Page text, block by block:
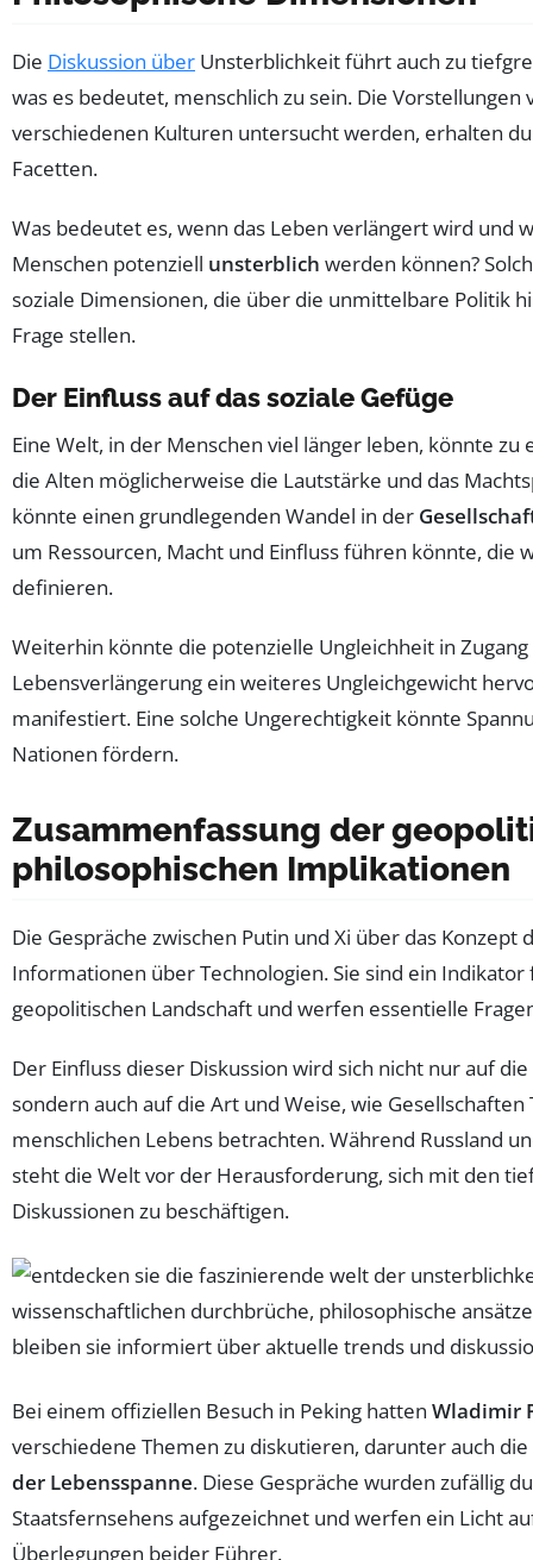
Die Diskussion über Unsterblichkeit führt auch zu
was es bedeutet, menschlich zu sein. Die
verschiedenen Kulturen untersucht werden, erhalten
Facetten.
Was bedeutet es, wenn das Leben verlängert wird und
Menschen potenziell unsterblich werden können?
soziale Dimensionen, die über die unmittelbare Politik
Frage stellen.
Der Einfluss auf das soziale Gefüge
Eine Welt, in der Menschen viel länger leben, könnte
die Alten möglicherweise die Lautstärke und das
könnte einen grundlegenden Wandel in der
um Ressourcen, Macht und Einfluss führen könnte, die
definieren.
Weiterhin könnte die potenzielle Ungleichheit in
Lebensverlängerung ein weiteres Ungleichgewicht
manifestiert. Eine solche Ungerechtigkeit könnte
Nationen fördern.
Zusammenfassung der
philosophischen Implikationen
Die Gespräche zwischen Putin und Xi über das
Informationen über Technologien. Sie sind ein
geopolitischen Landschaft und werfen essentielle
Der Einfluss dieser Diskussion wird sich nicht nur auf
sondern auch auf die Art und Weise, wie
menschlichen Lebens betrachten. Während Russland
steht die Welt vor der Herausforderung, sich mit den
Diskussionen zu beschäftigen.
Bei einem offiziellen Besuch in Peking hatten Wladimir
verschiedene Themen zu diskutieren, darunter auch
der Lebensspanne. Diese Gespräche wurden zufällig
Staatsfernsehens aufgezeichnet und werfen ein Licht
Überlegungen beider Führer.